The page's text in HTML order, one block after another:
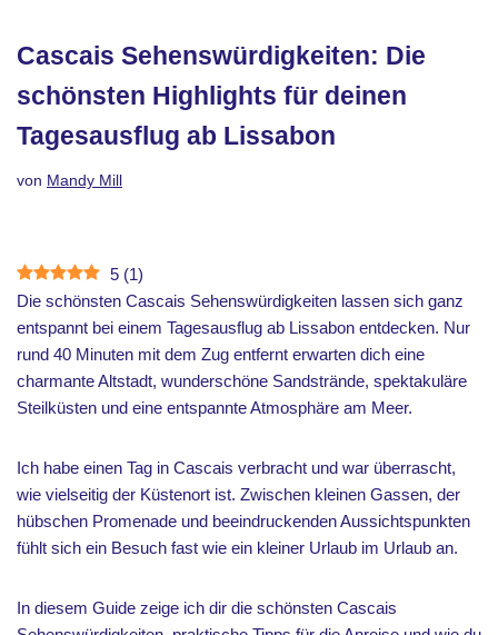
Cascais Sehenswürdigkeiten: Die
schönsten Highlights für deinen
Tagesausflug ab Lissabon
von Mandy Mill
5 (1)
Die schönsten Cascais Sehenswürdigkeiten lassen sich ganz
entspannt bei einem Tagesausflug ab Lissabon entdecken. Nur
rund 40 Minuten mit dem Zug entfernt erwarten dich eine
charmante Altstadt, wunderschöne Sandstrände, spektakuläre
Steilküsten und eine entspannte Atmosphäre am Meer.
Ich habe einen Tag in Cascais verbracht und war überrascht,
wie vielseitig der Küstenort ist. Zwischen kleinen Gassen, der
hübschen Promenade und beeindruckenden Aussichtspunkten
fühlt sich ein Besuch fast wie ein kleiner Urlaub im Urlaub an.
In diesem Guide zeige ich dir die schönsten Cascais